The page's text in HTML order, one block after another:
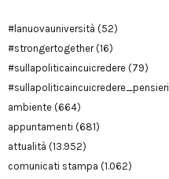
#lanuovauniversità (52)
#strongertogether(16)
#sullapoliticaincuicredere (79)
#sullapoliticaincuicredere_pensieri
ambiente (664)
appuntamenti (681)
attualità (13.952)
comunicati stampa (1.062)